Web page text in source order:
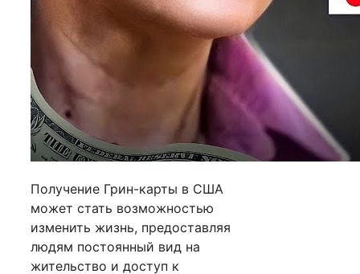
Получение Грин-карты в США
может стать возможностью
изменить жизнь, предоставляя
людям постоянный вид на
жительство и доступ к